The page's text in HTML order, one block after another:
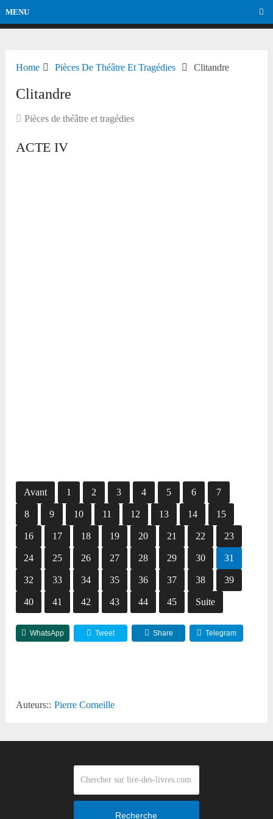
MENU
Home Pièces De Théâtre Et Tragédies Clitandre
Clitandre
Pièces de théâtre et tragédies
ACTE IV
Avant 1 2 3 4 5 6 7
8 9 10 11 12 13 14 15
16 17 18 19 20 21 22 23
24 25 26 27 28 29 30 31
32 33 34 35 36 37 38 39
40 41 42 43 44 45 Suite
WhatsApp Tweet Share Telegram
Auteurs:: Pierre Corneille
Recherche